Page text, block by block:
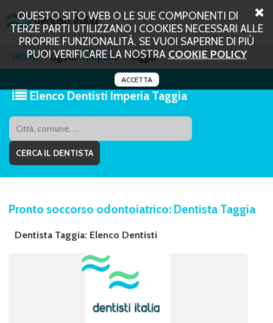
QUESTO SITO WEB O LE SUE COMPONENTI DI
TERZE PARTI UTILIZZANO I COOKIES NECESSARI ALLE
PROPRIE FUNZIONALITÀ. SE VUOI SAPERNE DI PIÙ
PUOI VERIFICARE LA NOSTRA COOKIE POLICY
ACCETTA
HOME Liguria Imperia Taggia
Elenco Dentisti Imperia Taggia
Pronto soccorso odontoiatrico: Dentista Taggia
Dentista Taggia: Elenco Dentisti